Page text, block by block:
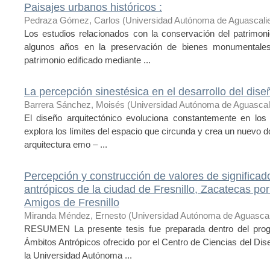
Paisajes urbanos históricos :
Pedraza Gómez, Carlos (Universidad Autónoma de
Los estudios relacionados con la conservación del
algunos años en la preservación de bienes
patrimonio edificado mediante ...
La percepción sinestésica en el desarrollo del
Barrera Sánchez, Moisés (Universidad Autónoma de
El diseño arquitectónico evoluciona constantemente en
explora los límites del espacio que circunda y crea un nuevo
arquitectura emo – ...
Percepción y construcción de valores de
antrópicos de la ciudad de Fresnillo, Zacatecas
Amigos de Fresnillo
Miranda Méndez, Ernesto (Universidad Autónoma de
RESUMEN La presente tesis fue preparada dentro del
Ámbitos Antrópicos ofrecido por el Centro de Ciencias del
la Universidad Autónoma ...